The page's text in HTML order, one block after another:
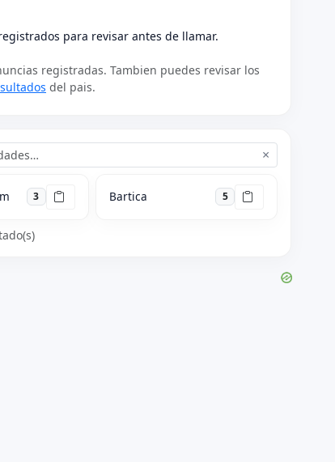
para revisar antes de llamar.
registradas. Tambien puedes revisar los
del pais.
×
3 Bartica 5